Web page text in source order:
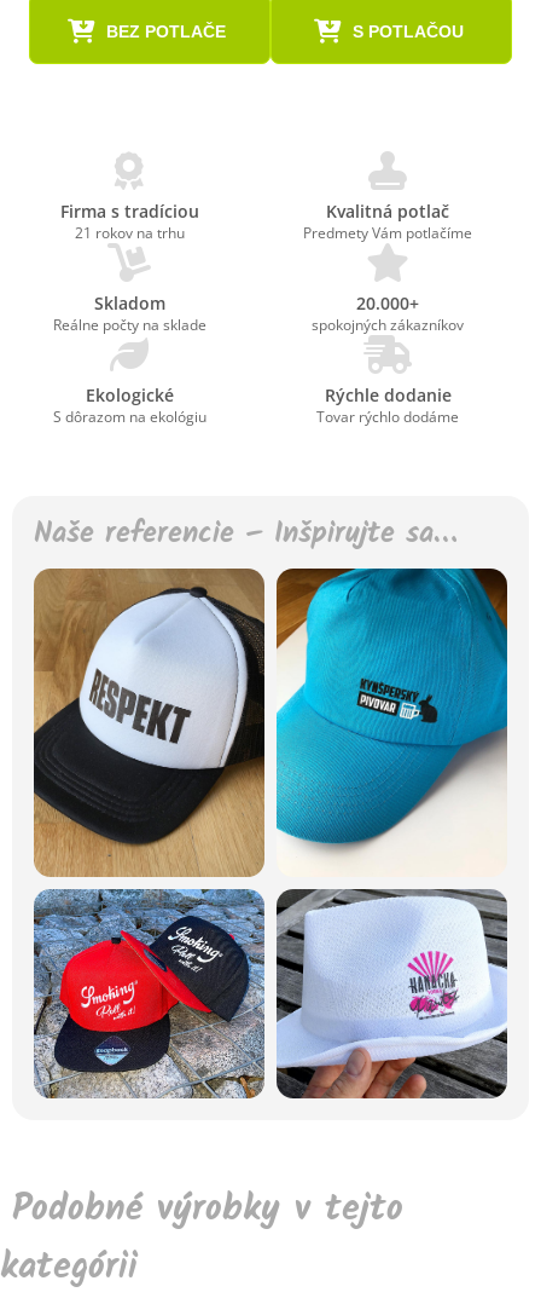
BEZ POTLAČE S POTLAČOU
Firma s tradíciou
21 rokov na trhu
Kvalitná potlač
Predmety Vám potlačíme
Skladom
Reálne počty na sklade
20.000+
spokojných zákazníkov
Ekologické
S dôrazom na ekológiu
Rýchle dodanie
Tovar rýchlo dodáme
Naše referencie – Inšpirujte sa…
Podobné výrobky v tejto
kategórii